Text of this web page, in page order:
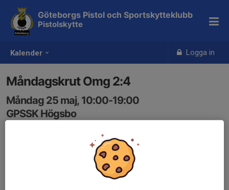
Kalender Logga in
Göteborgs Pistol och Sportskytteklubb
Pistolskytte
Måndagskrut Omg 2:4
Måndag 25 maj, 10:00-19:00
GPSSK Högsbo